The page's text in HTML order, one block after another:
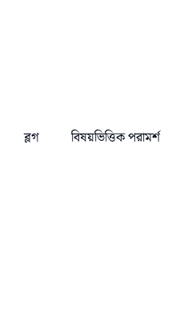
ব্লগ বিষয়ভিত্তিক পরামর্শ